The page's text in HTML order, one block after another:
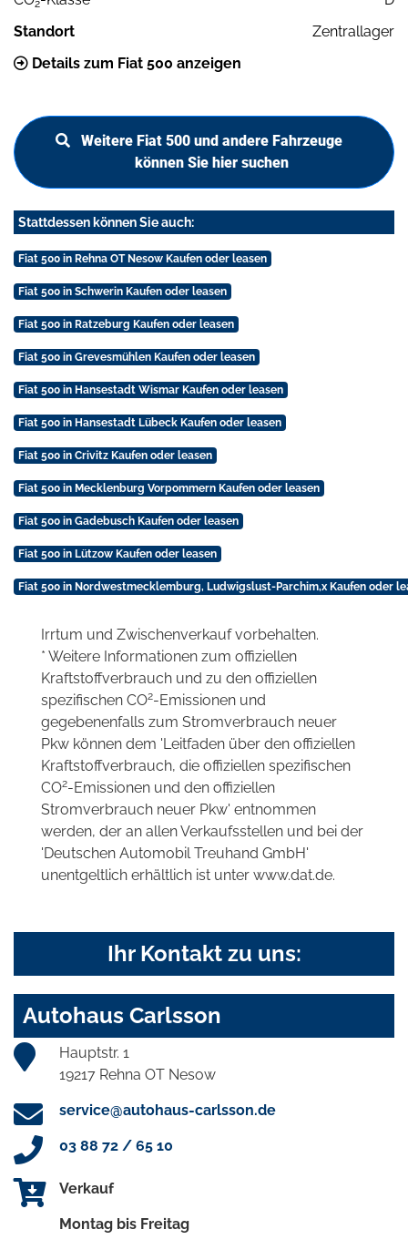
2
Standort
Zentrallager
Details zum Fiat 500 anzeigen
Weitere Fiat 500 und andere Fahrzeuge
können Sie hier suchen
Stattdessen können Sie auch:
Fiat 500 in Rehna OT Nesow Kaufen oder leasen
Fiat 500 in Schwerin Kaufen oder leasen
Fiat 500 in Ratzeburg Kaufen oder leasen
Fiat 500 in Grevesmühlen Kaufen oder leasen
Fiat 500 in Hansestadt Wismar Kaufen oder leasen
Fiat 500 in Hansestadt Lübeck Kaufen oder leasen
Fiat 500 in Crivitz Kaufen oder leasen
Fiat 500 in Mecklenburg Vorpommern Kaufen oder leasen
Fiat 500 in Gadebusch Kaufen oder leasen
Fiat 500 in Lützow Kaufen oder leasen
Fiat 500 in Nordwestmecklemburg, Ludwigslust-Parchim,x Kaufen oder
Irrtum und Zwischenverkauf vorbehalten.
* Weitere Informationen zum offiziellen
Kraftstoffverbrauch und zu den offiziellen
spezifischen CO2-Emissionen und
gegebenenfalls zum Stromverbrauch neuer
Pkw können dem 'Leitfaden über den offiziellen
Kraftstoffverbrauch, die offiziellen spezifischen
CO2-Emissionen und den offiziellen
Stromverbrauch neuer Pkw' entnommen
werden, der an allen Verkaufsstellen und bei der
'Deutschen Automobil Treuhand GmbH'
unentgeltlich erhältlich ist unter www.dat.de.
Ihr Kontakt zu uns:
Autohaus Carlsson
Hauptstr. 1
19217 Rehna OT Nesow
service@autohaus-carlsson.de
03 88 72 / 65 10
Verkauf
Montag bis Freitag